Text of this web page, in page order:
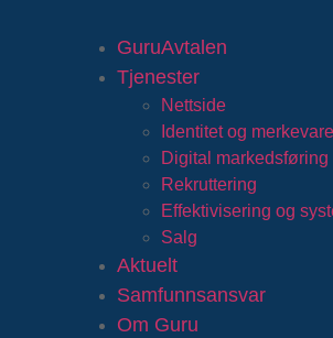
GuruAvtalen
Tjenester
Nettside
Identitet og merkevare
Digital markedsføring
Rekruttering
Effektivisering og
Salg
Aktuelt
Samfunnsansvar
Om Guru